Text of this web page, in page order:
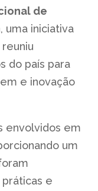
de
, uma iniciativa
do país para
e inovação
envolvidos em
um
e